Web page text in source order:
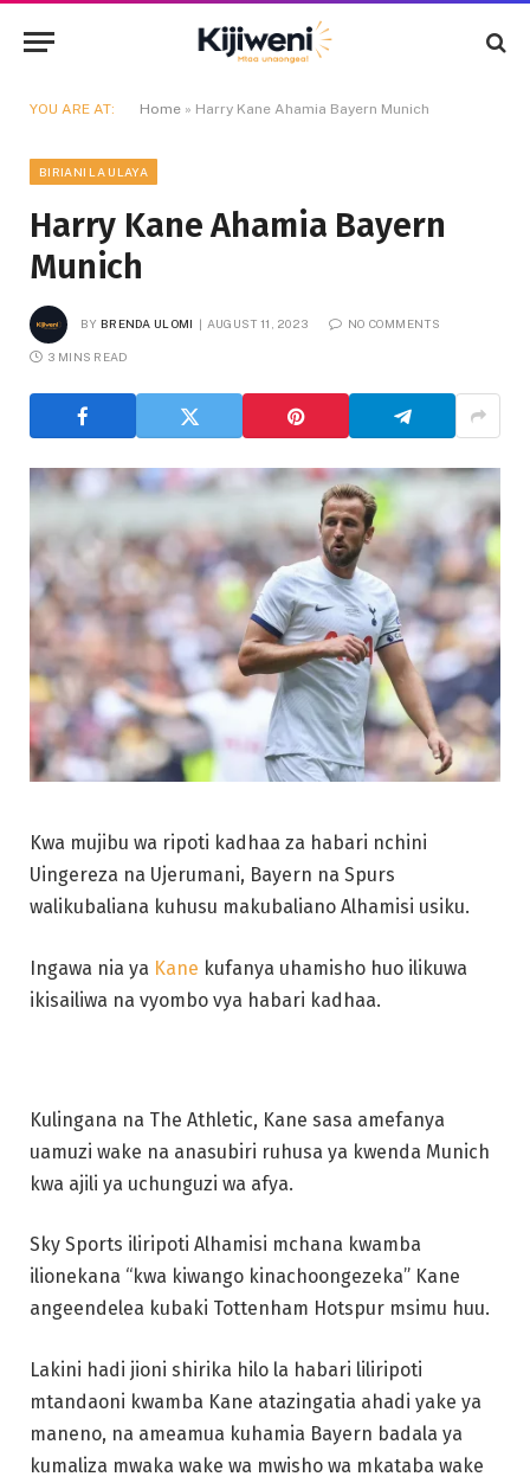
YOU ARE AT: Home » Harry Kane Ahamia Bayern Munich
BIRIANI LA ULAYA
Harry Kane Ahamia Bayern
Munich
BY BRENDA ULOMI AUGUST 11, 2023 NO COMMENTS
3 MINS READ
Kwa mujibu wa ripoti kadhaa za habari nchini
Uingereza na Ujerumani, Bayern na Spurs
walikubaliana kuhusu makubaliano Alhamisi usiku.
Ingawa nia ya Kane kufanya uhamisho huo ilikuwa
ikisailiwa na vyombo vya habari kadhaa.
Kulingana na The Athletic, Kane sasa amefanya
uamuzi wake na anasubiri ruhusa ya kwenda Munich
kwa ajili ya uchunguzi wa afya.
Sky Sports iliripoti Alhamisi mchana kwamba
ilionekana “kwa kiwango kinachoongezeka” Kane
angeendelea kubaki Tottenham Hotspur msimu huu.
Lakini hadi jioni shirika hilo la habari liliripoti
mtandaoni kwamba Kane atazingatia ahadi yake ya
maneno, na ameamua kuhamia Bayern badala ya
kumaliza mwaka wake wa mwisho wa mkataba wake